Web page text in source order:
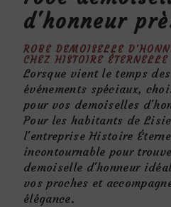
d'honneur
ROBE DEMOISELLE
CHEZ HISTOIRE ÉTERNELLE
Lorsque vient le temps
événements spéciaux,
pour vos demoiselles
Pour les habitants de
l'entreprise Histoire
incontournable pour
demoiselle d'honneur
vos proches et
élégance.